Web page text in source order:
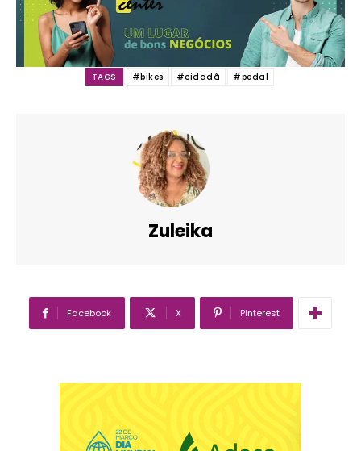
TAGS #bikes #cidadã #pedal
Zuleika
Facebook X Pinterest